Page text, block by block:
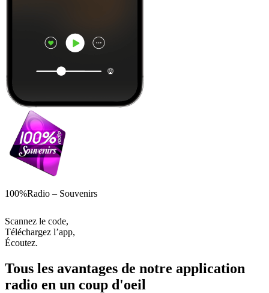
100%Radio – Souvenirs
Scannez le code,
Téléchargez l’app,
Écoutez.
Tous les avantages de notre application
radio en un coup d'oeil